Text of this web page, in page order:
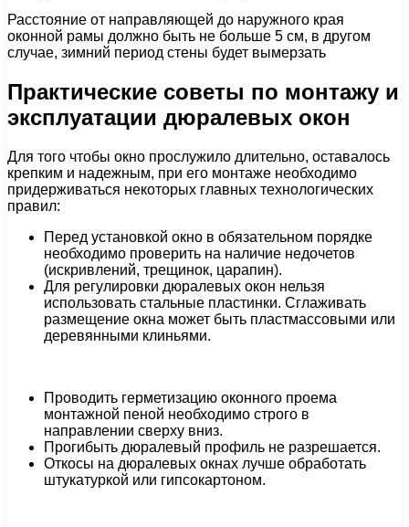
Расстояние от направляющей до наружного края
оконной рамы должно быть не больше 5 см, в другом
случае, зимний период стены будет вымерзать
Практические советы по монтажу и
эксплуатации дюралевых окон
Для того чтобы окно прослужило длительно, оставалось
крепким и надежным, при его монтаже необходимо
придерживаться некоторых главных технологических
правил:
Перед установкой окно в обязательном порядке
необходимо проверить на наличие недочетов
(искривлений, трещинок, царапин).
Для регулировки дюралевых окон нельзя
использовать стальные пластинки. Сглаживать
размещение окна может быть пластмассовыми или
деревянными клиньями.
Проводить герметизацию оконного проема
монтажной пеной необходимо строго в
направлении сверху вниз.
Прогибыть дюралевый профиль не разрешается.
Откосы на дюралевых окнах лучше обработать
штукатуркой или гипсокартоном.